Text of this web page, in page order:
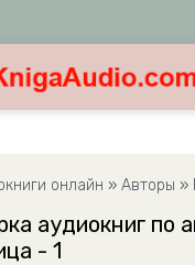
онлайн » Авторы »
аудиокниг по
- 1